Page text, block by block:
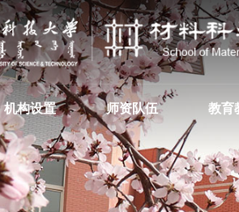
机构设置 师资队伍 教育